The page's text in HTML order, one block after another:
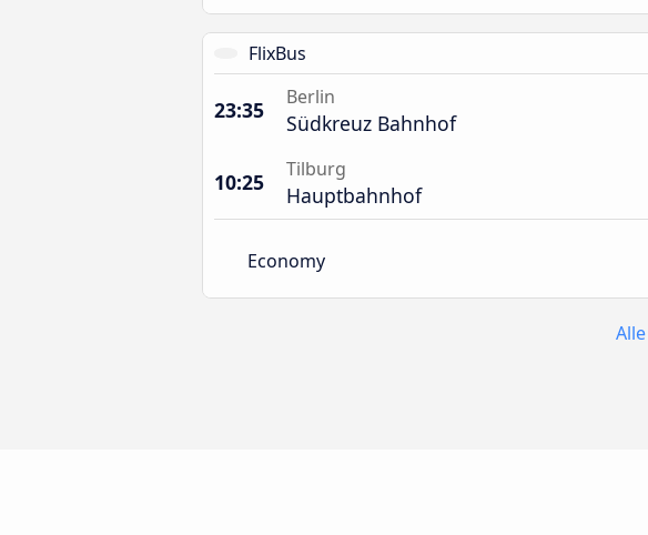
FlixBus
23:35 Berlin
Südkreuz Bahnhof
10:25 Tilburg
Hauptbahnhof
Economy